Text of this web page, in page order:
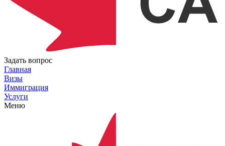
Задать вопрос
Главная
Визы
Иммиграция
Услуги
Меню